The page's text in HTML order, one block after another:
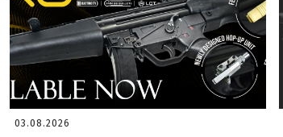
03.08.2026